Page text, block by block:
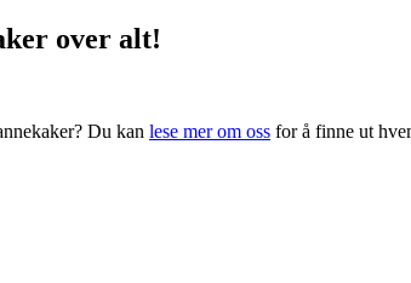
over alt!
Du kan lese mer om oss for å finne ut